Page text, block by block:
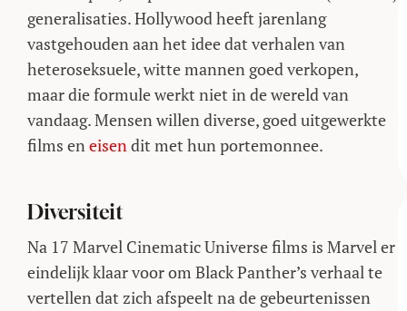
generalisaties. Hollywood heeft jarenlang
vastgehouden aan het idee dat verhalen van
heteroseksuele, witte mannen goed verkopen,
maar die formule werkt niet in de wereld van
vandaag. Mensen willen diverse, goed uitgewerkte
films eneisendit met hun portemonnee.
Diversiteit
Na 17 Marvel Cinematic Universe films is Marvel er
eindelijk klaar voor om Black Panther’s verhaal te
vertellen dat zich afspeelt na de gebeurtenissen